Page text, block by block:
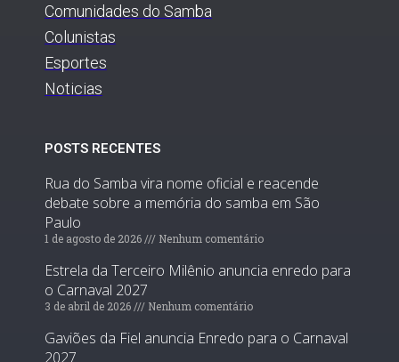
Comunidades do Samba
Colunistas
Esportes
Noticias
POSTS RECENTES
Rua do Samba vira nome oficial e reacende
debate sobre a memória do samba em São
Paulo
1 de agosto de 2026 Nenhum comentário
Estrela da Terceiro Milênio anuncia enredo para
o Carnaval 2027
3 de abril de 2026 Nenhum comentário
Gaviões da Fiel anuncia Enredo para o Carnaval
2027